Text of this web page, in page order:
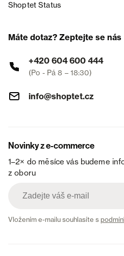
Shoptet Status
Máte dotaz? Zeptejte se nás
+420 604 600 444
(Po - Pá 8 – 18:30)
info@shoptet.cz
Novinky z e-commerce
1–2× do měsíce vás budeme
z oboru
Vložením e-mailu souhlasíte s